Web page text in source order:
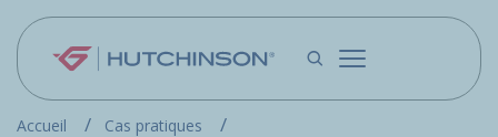
Aller au contenu principal
Accueil
Cas pratiques